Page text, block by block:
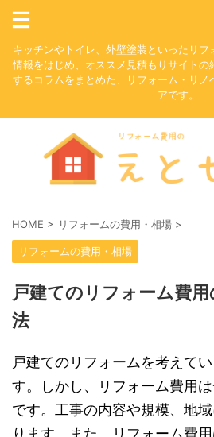
キッチンやトイレ、外壁塗装といったリ
情報をはじめ、オススメ見積もりサイト
するコラムをまとめた、リフォーム・リノ
アです。
HOME > リフォームの費用・相場 >
リフォームの費用・相場
戸建てのリフォーム費
法
戸建てのリフォームを考えて
す。しかし、リフォーム費用
です。工事の内容や規模、地
ります。また、リフォーム費